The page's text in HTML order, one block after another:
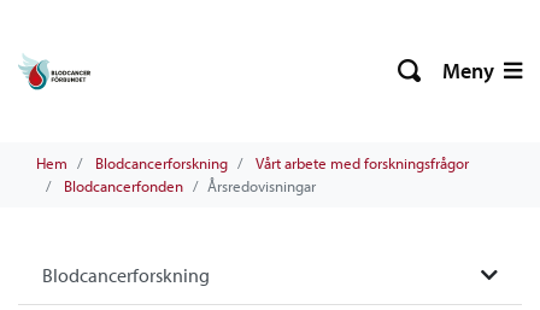
Meny
Hem Blodcancerforskning
Vårt arbete med forskningsfrågor
Blodcancerfonden
Årsredovisningar
Blodcancerforskning